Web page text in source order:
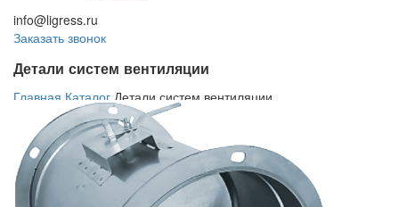
info@ligress.ru
Заказать звонок
Детали систем вентиляции
Главная Каталог Детали систем вентиляции